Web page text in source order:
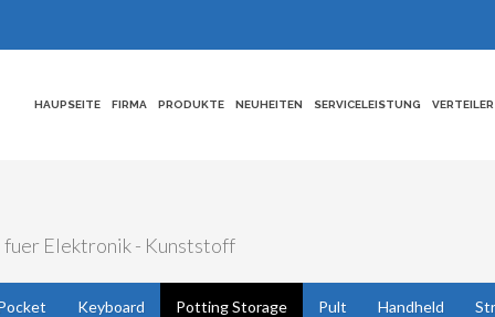
HAUPSEITE FIRMA PRODUKTE NEUHEITEN SERVICELEISTUNG VERTEILER
Elektronik - Kunststoff
Keyboard Potting Storage Pult Handheld